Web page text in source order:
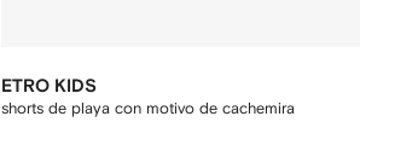
ETRO KIDS
shorts de playa con motivo de cachemira